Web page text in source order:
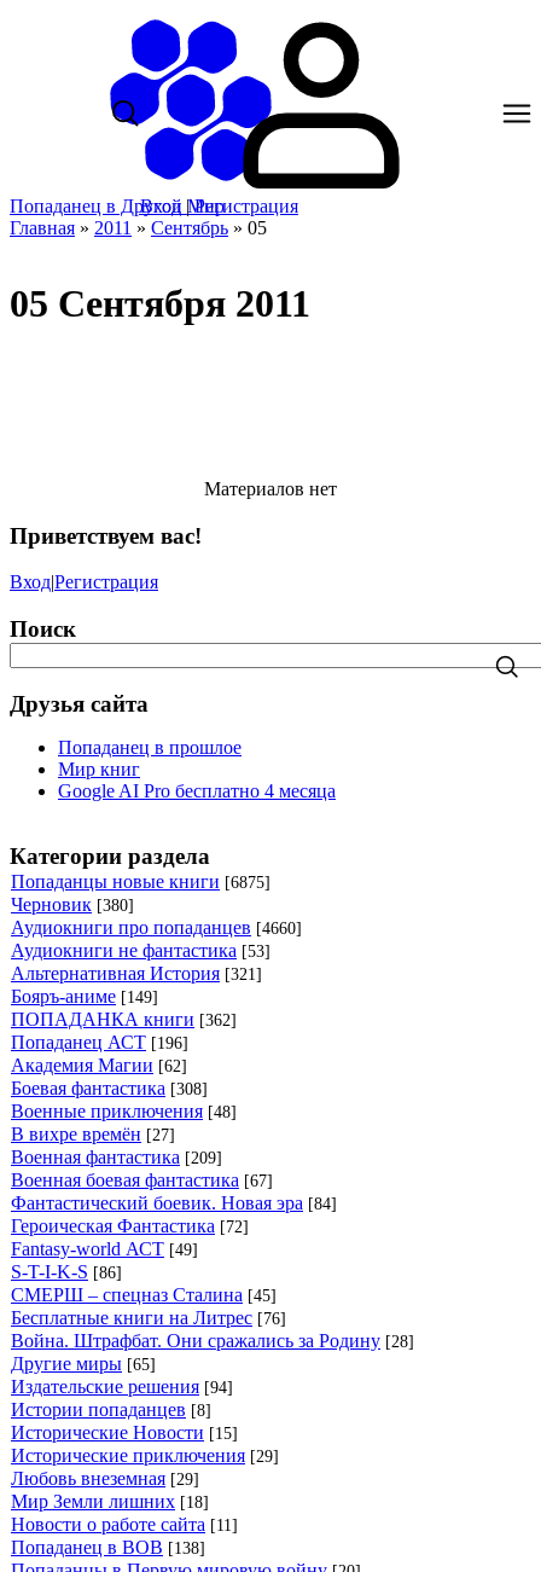
Попаданец в Другой Мир
Вход |Регистрация
Главная » 2011 » Сентябрь » 05
05 Сентября 2011
Материалов нет
Приветствуем вас!
Вход|Регистрация
Поиск
Друзья сайта
Попаданец в прошлое
Мир книг
Google AI Pro бесплатно 4 месяца
Категории раздела
Попаданцы новые книги [6875]
Черновик [380]
Аудиокниги про попаданцев [4660]
Аудиокниги не фантастика [53]
Альтернативная История [321]
Бояръ-аниме [149]
ПОПАДАНКА книги [362]
Попаданец АСТ [196]
Академия Магии [62]
Боевая фантастика [308]
Военные приключения [48]
В вихре времён [27]
Военная фантастика [209]
Военная боевая фантастика [67]
Фантастический боевик. Новая эра [84]
Героическая Фантастика [72]
Fantasy-world АСТ [49]
S-T-I-K-S [86]
СМЕРШ – спецназ Сталина [45]
Бесплатные книги на Литрес [76]
Война. Штрафбат. Они сражались за Родину [28]
Другие миры [65]
Издательские решения [94]
Истории попаданцев [8]
Исторические Новости [15]
Исторические приключения [29]
Любовь внеземная [29]
Мир Земли лишних [18]
Новости о работе сайта [11]
Попаданец в ВОВ [138]